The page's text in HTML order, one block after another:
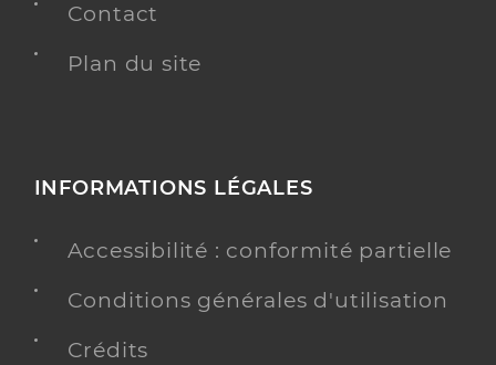
Contact
Plan du site
INFORMATIONS LÉGALES
Accessibilité : conformité partielle
Conditions générales d'utilisation
Crédits